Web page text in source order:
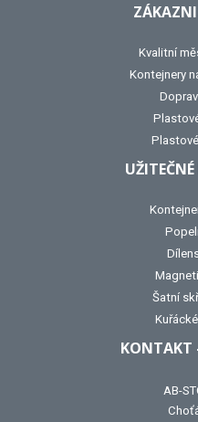
Kvalitní
Kontejnery
Šatní
KONTAKT
AB-